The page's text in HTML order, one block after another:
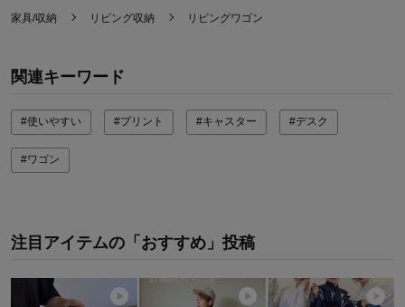
家具/収納 リビング収納 リビングワゴン
関連キーワード
#使いやすい #プリント #キャスター #デスク
#ワゴン
注目アイテムの「おすすめ」投稿